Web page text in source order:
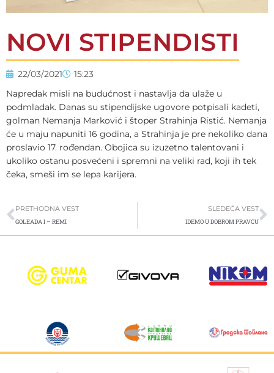
NOVI STIPENDISTI
22/03/2021
15:23
Napredak misli na budućnost i nastavlja da ulaže u
podmladak. Danas su stipendijske ugovore potpisali kadeti,
golman Nemanja Marković i štoper Strahinja Ristić. Nemanja
će u maju napuniti 16 godina, a Strahinja je pre nekoliko dana
proslavio 17. rođendan. Obojica su izuzetno talentovani i
ukoliko ostanu posvećeni i spremni na veliki rad, koji ih tek
čeka, smeši im se lepa karijera.
Prev
PRETHODNA VEST
GOLEADA I – REMI
SLEDEĆA VEST
IDEMO U DOBROM PRAVCU